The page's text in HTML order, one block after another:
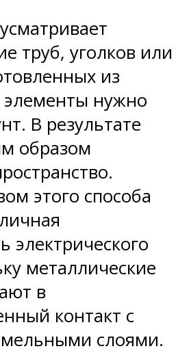
труб, уголков или
из
элементы нужно
В результате
образом
этого способа
электрического
металлические
в
контакт с
слоями.